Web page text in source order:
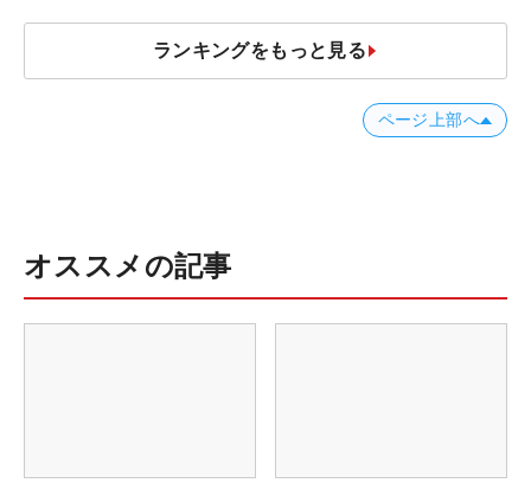
ランキングをもっと見る
ページ上部へ
オススメの記事